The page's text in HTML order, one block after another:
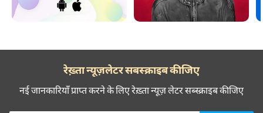
रेख़्ता न्यूज़लेटर सबस्क्राइब कीजिए
नई जानकारियाँ प्राप्त करने के लिए रेख़्ता न्यूज़ लेटर सब्स्क्राइब कीजिए